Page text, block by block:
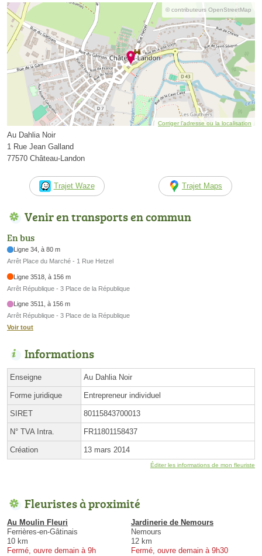
© contributeurs OpenStreetMap
Corriger l’adresse ou la localisation
Au Dahlia Noir
1 Rue Jean Galland
77570 Château-Landon
Trajet Waze Trajet Maps
Venir en transports en commun
En bus
Ligne 34, à 80 m
Arrêt Place du Marché - 1 Rue Hetzel
Ligne 3518, à 156 m
Arrêt République - 3 Place de la République
Ligne 3511, à 156 m
Arrêt République - 3 Place de la République
Voir tout
Informations
Enseigne Au Dahlia Noir
Forme juridique Entrepreneur individuel
SIRET 80115843700013
N° TVA Intra. FR11801158437
Création 13 mars 2014
Éditer les informations de mon fleuriste
Fleuristes à proximité
Au Moulin Fleuri
Ferrières-en-Gâtinais
10 km
Fermé, ouvre demain à 9h
Jardinerie de Nemours
Nemours
12 km
Fermé, ouvre demain à 9h30